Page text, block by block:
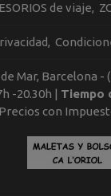
de viaje
Mar, Barcelona
-20.30h | Tiempo
con